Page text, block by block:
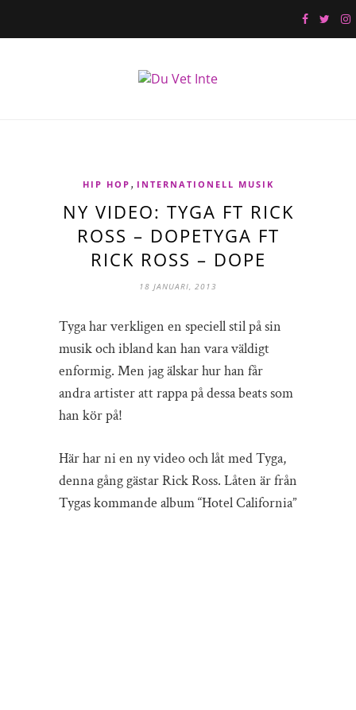
HIP HOP , INTERNATIONELL MUSIK
NY VIDEO: TYGA FT RICK
ROSS – DOPETYGA FT
RICK ROSS – DOPE
18 JANUARI, 2013
Tyga har verkligen en speciell stil på sin
musik och ibland kan han vara väldigt
enformig. Men jag älskar hur han får
andra artister att rappa på dessa beats som
han kör på!
Här har ni en ny video och låt med Tyga,
denna gång gästar Rick Ross. Låten är från
Tygas kommande album “Hotel California”